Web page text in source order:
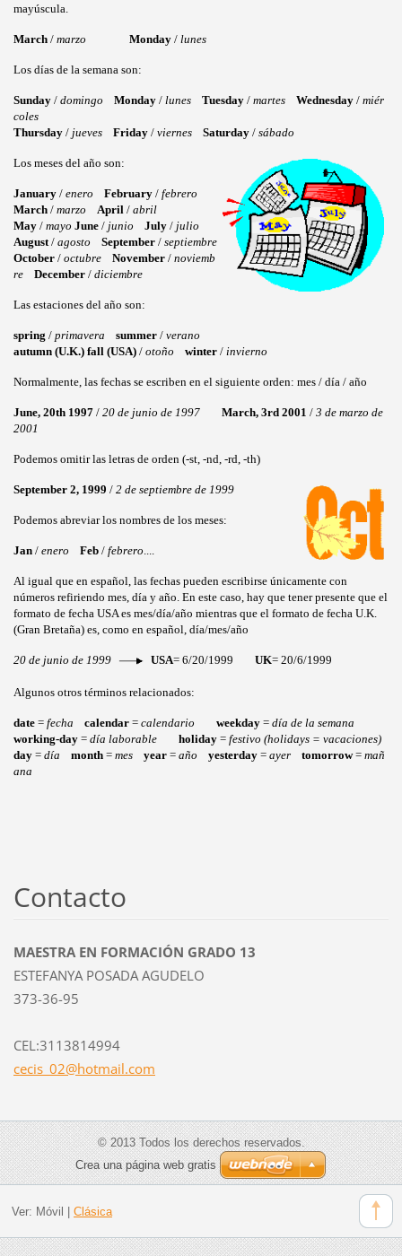
mayúscula.
March/ marzo Monday/ lunes
Los días de la semana son:
Sunday/ domingo Monday/ lunes Tuesday/ martes Wednesday/ miér
coles
Thursday/ jueves Friday/ viernes Saturday/ sábado
Los meses del año son:
January/ enero February/ febrero
March/ marzo April / abril
May/ mayo June/ junio July/ julio
August/ agosto September/ septiembre
October/ octubre November/ noviemb
re
December/ diciembre
Las estaciones del año son:
spring / primavera summer/ verano
autumn (U.K.) fall (USA)/ otoño winter/ invierno
Normalmente, las fechas se escriben en el siguiente orden: mes / día / año
June, 20th 1997/ 20 de junio de 1997 March, 3rd 2001 / 3 de marzo de
2001
Podemos omitir las letras de orden (-st, -nd, -rd, -th)
September 2, 1999 / 2 de septiembre de 1999
Podemos abreviar los nombres de los meses:
Jan/ enero Feb/ febrero
Al igual que en español, las fechas pueden escribirse únicamente con
números refiriendo mes, día y año. En este caso, hay que tener presente que el
formato de fecha USA es mes/día/año mientras que el formato de fecha U.K.
(Gran Bretaña) es, como en español, día/mes/año
20 de junio de 1999 USA= 6/20/1999 UK= 20/6/1999
Algunos otros términos relacionados:
date= fecha calendar= calendario weekday= día de la semana
working-day= día laborable holiday= festivo (holidays = vacaciones)
day= día month= mes year= año yesterday= ayer tomorrow= mañ
ana
Contacto
MAESTRA EN FORMACIÓN GRADO 13
ESTEFANYA POSADA AGUDELO
373-36-95
CEL:3113814994
cecis_02@hotmail.com
© 2013 Todos los derechos reservados.
Crea una página web gratis
Ver: Móvil Clásica